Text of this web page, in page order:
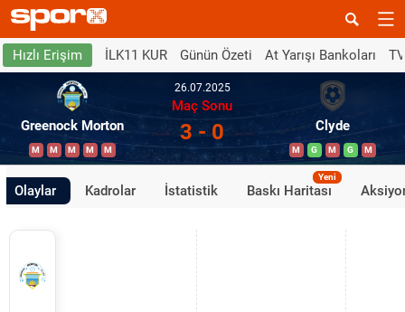
Hızlı Erişim İLK11 KUR Günün Özeti At Yarışı Bankoları
Greenock Morton
M M M M M
26.07.2025
Maç Sonu
3 - 0 Clyde
M G M G M
Olaylar Kadrolar İstatistik Baskı Haritası
Yeni